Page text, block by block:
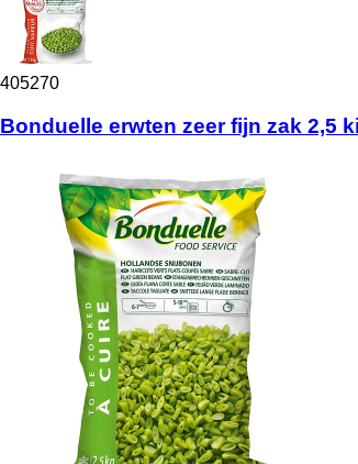
405270
Bonduelle erwten zeer fijn zak 2,5